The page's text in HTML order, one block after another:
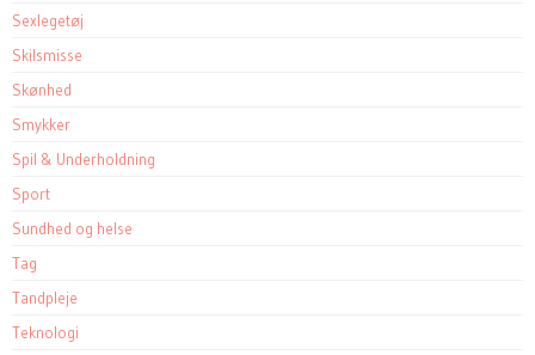
Sexlegetøj
Skilsmisse
Skønhed
Smykker
Spil & Underholdning
Sport
Sundhed og helse
Tag
Tandpleje
Teknologi